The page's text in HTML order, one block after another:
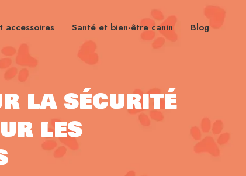
accessoires Santé et bien-être canin Blog
la sécurité
les